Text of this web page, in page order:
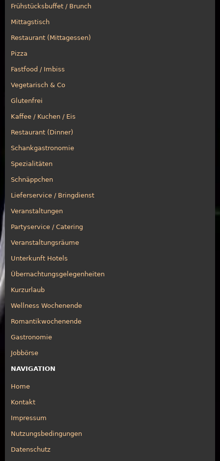
Frühstücksbuffet / Brunch
Mittagstisch
Restaurant (Mittagessen)
Pizza
Fastfood / Imbiss
Vegetarisch & Co
Glutenfrei
Kaffee / Kuchen / Eis
Restaurant (Dinner)
Schankgastronomie
Spezialitäten
Schnäppchen
Lieferservice / Bringdienst
Veranstaltungen
Partyservice / Catering
Veranstaltungsräume
Unterkunft Hotels
Übernachtungsgelegenheiten
Kurzurlaub
Wellness Wochenende
Romantikwochenende
Gastronomie
Jobbörse
NAVIGATION
Home
Kontakt
Impressum
Nutzungsbedingungen
Datenschutz